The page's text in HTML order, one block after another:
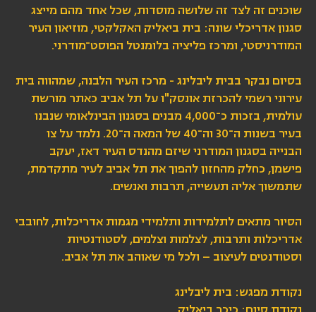
שוכנים זה לצד זה שלושה מוסדות, שכל אחד מהם מייצג
סגנון אדריכלי שונה: בית ביאליק האקלקטי, מוזיאון העיר
המודרניסטי, ומרכז פליציה בלומנטל הפוסט־מודרני.
בסיום נבקר בבית ליבלינג - מרכז העיר הלבנה, שמהווה בית
עירוני רשמי להכרזת אונסק"ו על תל אביב כאתר מורשת
עולמית, בזכות כ־4,000 מבנים בסגנון הבינלאומי שנבנו
בעיר בשנות ה־30 וה־40 של המאה ה־20. נלמד על צו
הבנייה בסגנון המודרני שיזם מהנדס העיר דאז, יעקב
פישמן, כחלק מהחזון להפוך את תל אביב לעיר מתקדמת,
שתמשוך אליה תעשייה, תרבות ואנשים.
הסיור מתאים לתלמידות ותלמידי מגמות אדריכלות, לחובבי
אדריכלות ותרבות, לצלמות וצלמים, לסטודנטיות
וסטודנטים לעיצוב – ולכל מי שאוהב את תל אביב.
נקודת מפגש: בית ליבלינג